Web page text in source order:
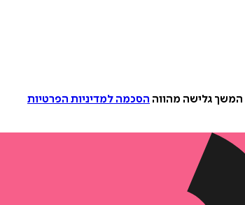
המשך גלישה מהווה הסכמה למדיניות הפרטיות